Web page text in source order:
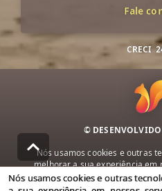
Fale
CRECI
©
Nós usamos cookies e outras
melhorar a sua experiência em
publicidade e recomendar
nossos serviços, você concorda
Nós usamos cookies e outras